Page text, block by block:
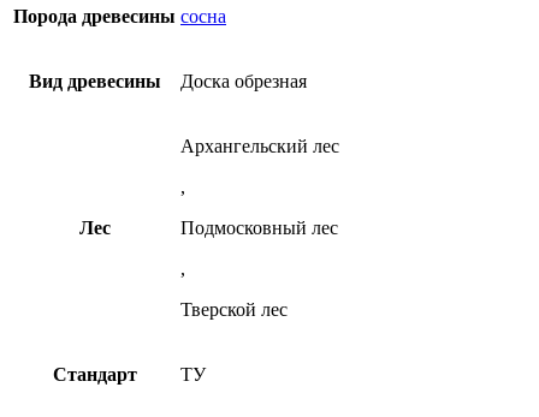
из
сосны
на
Порода древесины сосна
Вид древесины Доска обрезная
Лес
Архангельский лес
,
Подмосковный лес
,
Тверской лес
Стандарт ТУ